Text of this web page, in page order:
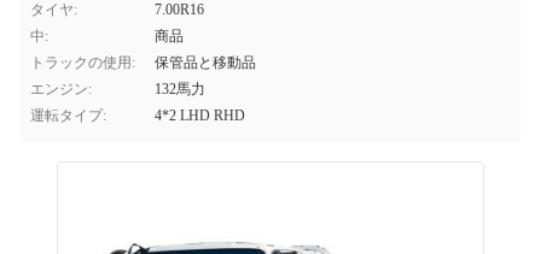
タイヤ:
7.00R16
中:
商品
トラックの使用:
保管品と移動品
エンジン:
132馬力
運転タイプ:
4*2 LHD RHD